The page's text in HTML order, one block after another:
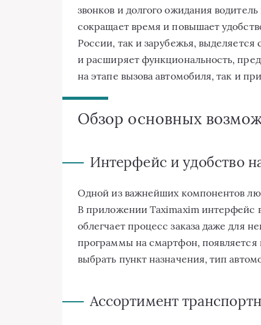
звонков и долгого ожидания
сокращает время и повышает
России, так и зарубежья,
и расширяет функциональность,
на этапе вызова автомобиля, так и
Обзор основных
Интерфейс и удобство
Одной из важнейших компонентов
В приложении Taximaxim интерфейс
облегчает процесс заказа даже для
программы на смартфон, появляется
выбрать пункт назначения, тип
Ассортимент